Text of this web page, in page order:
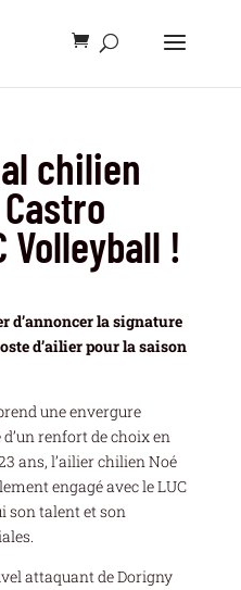
chilien
Volleyball !
d’annoncer la signature
d’ailier pour la saison
une envergure
renfort de choix en
ans, l’ailier chilien Noé
engagé avec le LUC
son talent et son
attaquant de Dorigny